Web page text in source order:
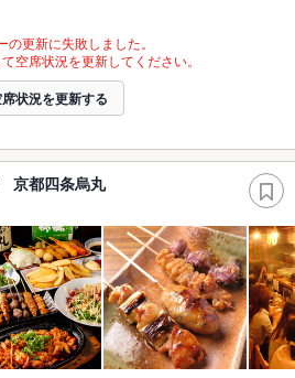
の更新に失敗しました。
空席状況を更新してください。
状況を更新する
都四条烏丸